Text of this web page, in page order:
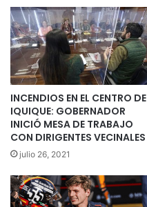
INCENDIOS EN EL CENTRO DE
IQUIQUE: GOBERNADOR
INICIÓ MESA DE TRABAJO
CON DIRIGENTES VECINALES
julio 26, 2021